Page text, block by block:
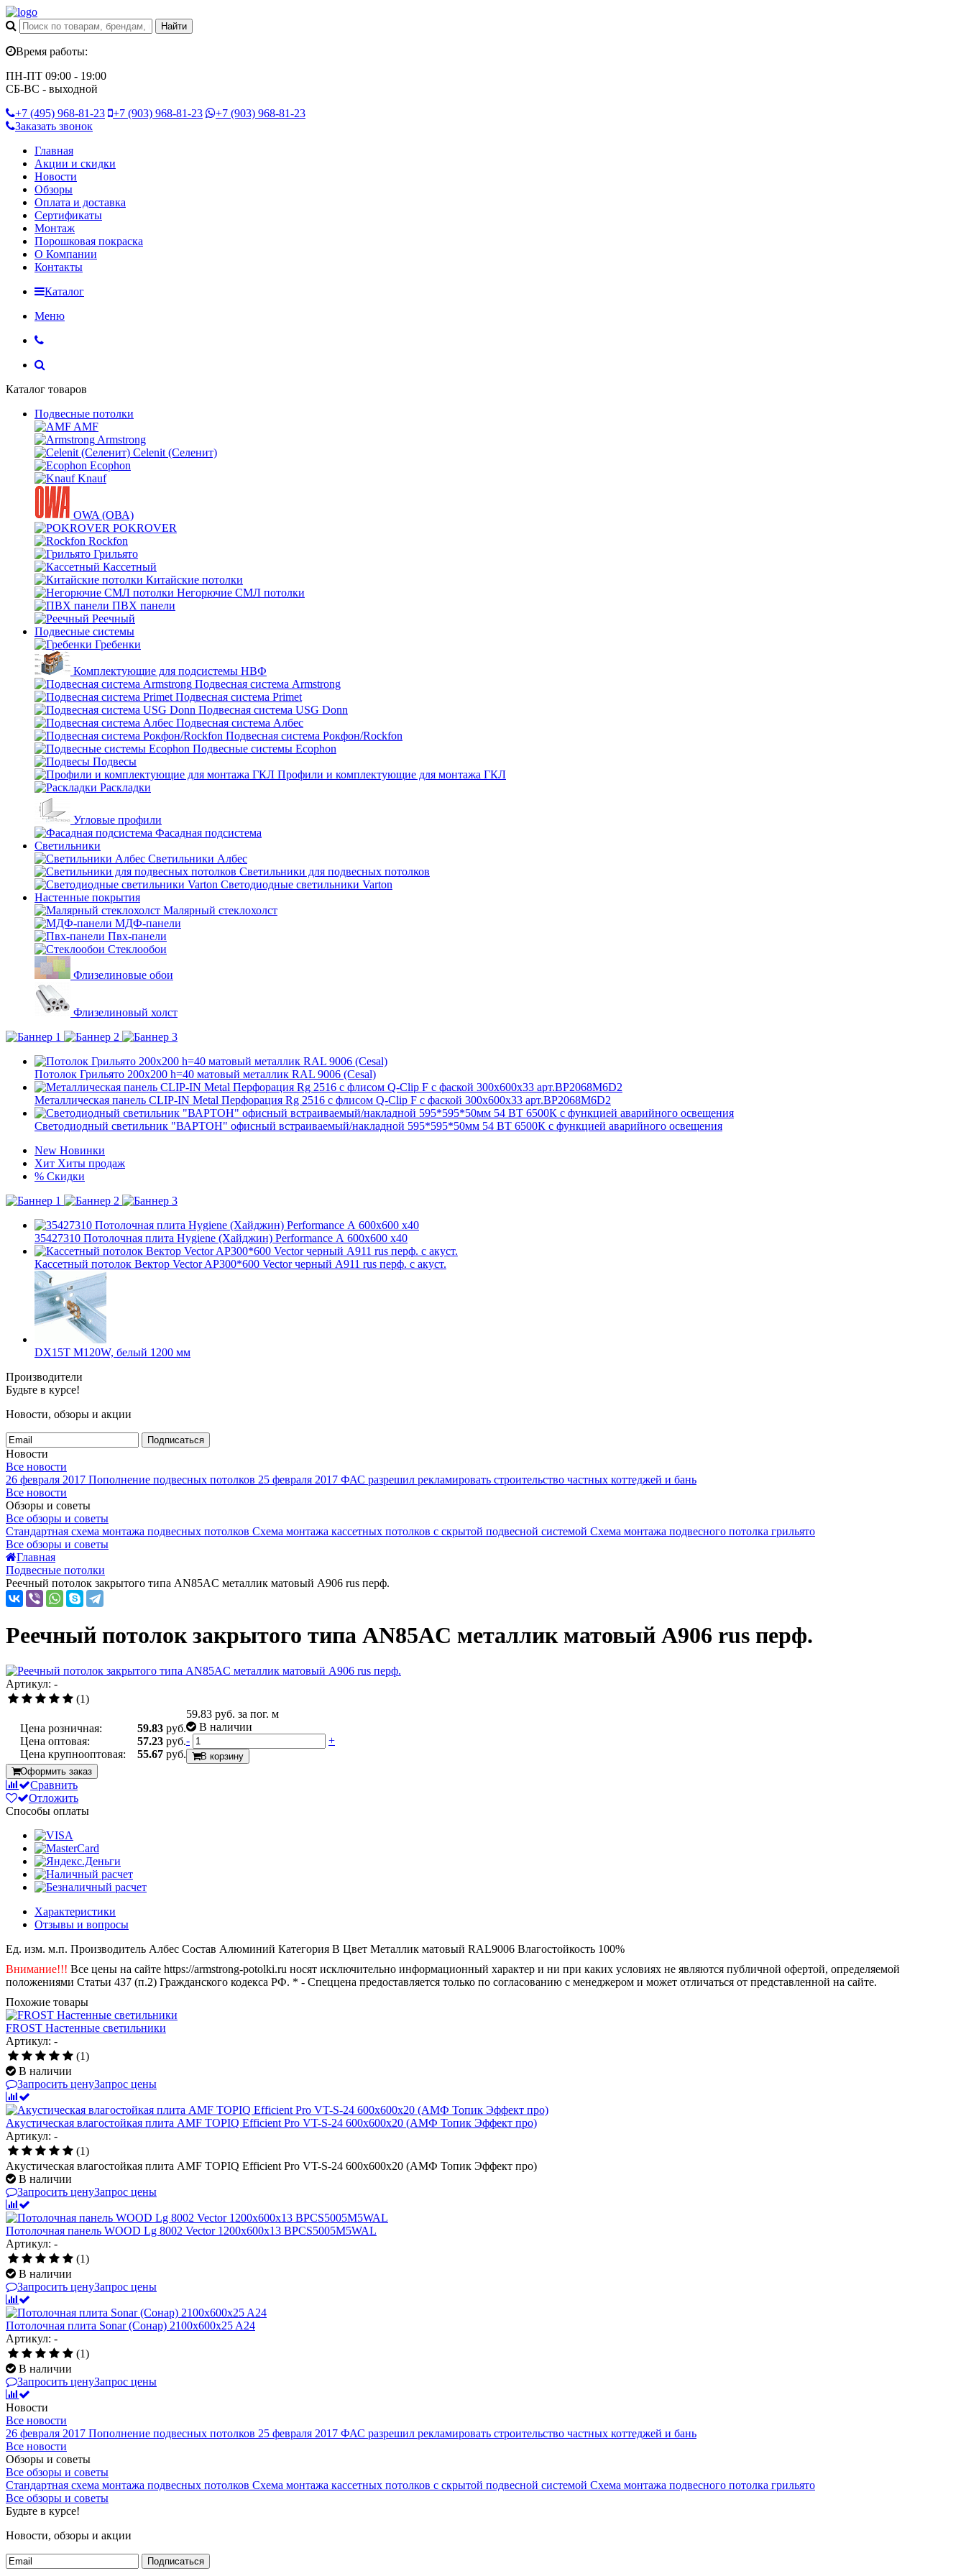
Время работы:
ПН-ПТ 09:00 - 19:00
СБ-ВС - выходной
+7 (495) 968-81-23 +7 (903) 968-81-23 +7 (903) 968-81-23
Заказать звонок
Главная
Акции и скидки
Новости
Обзоры
Оплата и доставка
Сертификаты
Монтаж
Порошковая покраска
О Компании
Контакты
Каталог
Меню
Каталог товаров
Подвесные потолки
AMF
Armstrong
Celenit (Селенит)
Ecophon
Knauf
OWA (ОВА)
POKROVER
Rockfon
Грильято
Кассетный
Китайские потолки
Негорючие СМЛ потолки
ПВХ панели
Реечный
Подвесные системы
Гребенки
Комплектующие для подсистемы НВФ
Подвесная система Armstrong
Подвесная система Primet
Подвесная система USG Donn
Подвесная система Албес
Подвесная система Рокфон/Rockfon
Подвесные системы Ecophon
Подвесы
Профили и комплектующие для монтажа ГКЛ
Раскладки
Угловые профили
Фасадная подсистема
Светильники
Светильники Албес
Светильники для подвесных потолков
Светодиодные светильники Varton
Настенные покрытия
Малярный стеклохолст
МДФ-панели
Пвх-панели
Стеклообои
Флизелиновые обои
Флизелиновый холст
Потолок Грильято 200x200 h=40 матовый металлик RAL 9006 (Cesal)
Металлическая панель CLIP-IN Metal Перфорация Rg 2516 с флисом Q-Clip F с фаской 300x600x33 арт.BP2068M6D2
Светодиодный светильник "ВАРТОН" офисный встраиваемый/накладной 595*595*50мм 54 ВТ 6500К с функцией аварийного освещения
New Новинки
Хит Хиты продаж
% Скидки
35427310 Потолочная плита Hygiene (Хайджин) Performance А 600x600 x40
Кассетный потолок Вектор Vector AP300*600 Vector черный А911 rus перф. с акуст.
DX15T M120W, белый 1200 мм
Производители
Будьте в курсе!
Новости, обзоры и акции
Подписаться
Новости
Все новости
26 февраля 2017 Пополнение подвесных потолков 25 февраля 2017 ФАС разрешил рекламировать строительство частных коттеджей и бань
Все новости
Обзоры и советы
Все обзоры и советы
Стандартная схема монтажа подвесных потолков Схема монтажа кассетных потолков с скрытой подвесной системой Схема монтажа подвесного потолка грильято
Все обзоры и советы
Главная
Подвесные потолки
Реечный потолок закрытого типа AN85AС металлик матовый А906 rus перф.
Реечный потолок закрытого типа AN85AС металлик матовый А906 rus перф.
Артикул: -
(1)
Цена розничная: 59.83 руб.
Цена оптовая:
57.23 руб.
Цена крупнооптовая:
55.67 руб.
59.83 руб. за пог. м
В наличии
-
+
В корзину
Оформить заказ
Сравнить
Отложить
Способы оплаты
Характеристики
Отзывы и вопросы
Ед. изм. м.п. Производитель Албес Состав Алюминий Категория B Цвет Металлик матовый RAL9006 Влагостойкость 100%
Внимание!!! Все цены на сайте https://armstrong-potolki.ru носят исключительно информационный характер и ни при каких условиях не являются публичной офертой, определяемой
положениями Статьи 437 (п.2) Гражданского кодекса РФ. * - Спеццена предоставляется только по согласованию с менеджером и может отличаться от представленной на сайте.
Похожие товары
FROST Настенныe светильники
Артикул: -
(1)
В наличии
Запросить ценуЗапрос цены
Акустическая влагостойкая плита AMF TOPIQ Efficient Pro VT-S-24 600x600x20 (АМФ Топик Эффект про)
Артикул: -
(1)
Акустическая влагостойкая плита AMF TOPIQ Efficient Pro VT-S-24 600x600x20 (АМФ Топик Эффект про)
В наличии
Запросить ценуЗапрос цены
Потолочная панель WOOD Lg 8002 Vector 1200x600x13 BPCS5005M5WAL
Артикул: -
(1)
В наличии
Запросить ценуЗапрос цены
Потолочная плита Sonar (Сонар) 2100x600x25 A24
Артикул: -
(1)
В наличии
Запросить ценуЗапрос цены
Новости
Все новости
26 февраля 2017 Пополнение подвесных потолков 25 февраля 2017 ФАС разрешил рекламировать строительство частных коттеджей и бань
Все новости
Обзоры и советы
Все обзоры и советы
Стандартная схема монтажа подвесных потолков Схема монтажа кассетных потолков с скрытой подвесной системой Схема монтажа подвесного потолка грильято
Все обзоры и советы
Будьте в курсе!
Новости, обзоры и акции
Подписаться